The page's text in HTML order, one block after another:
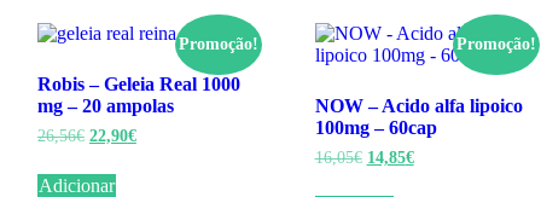
Promoção!
Robis – Geleia Real 1000
mg – 20 ampolas
26,56€ O
original
era:
22,90€O
Adicionar
Promoção!
NOW – Acido alfa lipoico
100mg – 60cap
16,05€ O
14,85€O